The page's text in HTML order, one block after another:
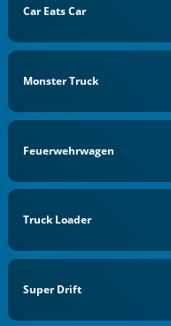
Car Eats Car
Monster Truck
Feuerwehrwagen
Truck Loader
Super Drift